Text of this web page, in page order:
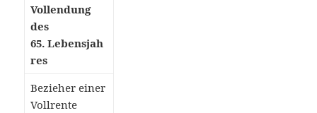
Vollendung
des
65. Lebensjah
res
Bezieher einer
Vollrente